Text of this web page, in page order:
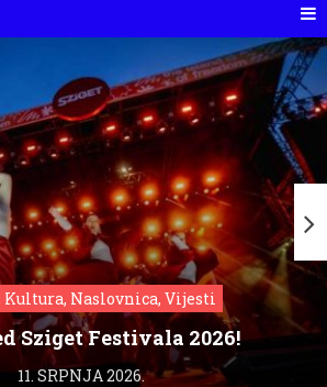
Kultura, Naslovnica, Vijesti
Sziget Festivala 2026!
11. SRPNJA 2026.